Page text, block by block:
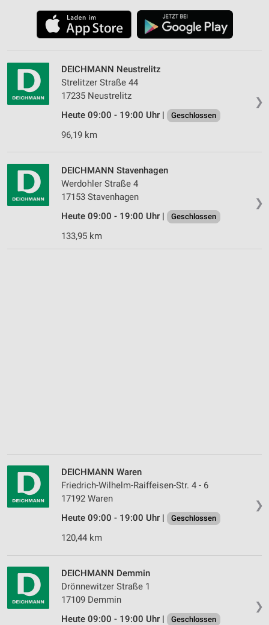
❯
DEICHMANN Neustrelitz
Strelitzer Straße 44
17235 Neustrelitz
Heute 09:00 - 19:00 Uhr |
Geschlossen
96,19 km
❯
DEICHMANN Stavenhagen
Werdohler Straße 4
17153 Stavenhagen
Heute 09:00 - 19:00 Uhr |
Geschlossen
133,95 km
❯
DEICHMANN Waren
Friedrich-Wilhelm-Raiffeisen-Str. 4 - 6
17192 Waren
Heute 09:00 - 19:00 Uhr |
Geschlossen
120,44 km
❯
DEICHMANN Demmin
Drönnewitzer Straße 1
17109 Demmin
Heute 09:00 - 19:00 Uhr |
Geschlossen